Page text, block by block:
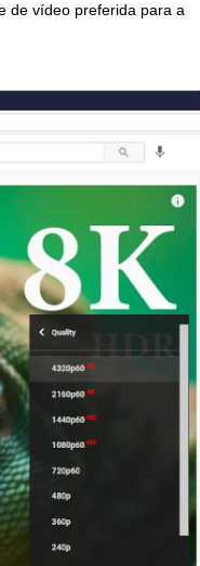
de vídeo preferida para a